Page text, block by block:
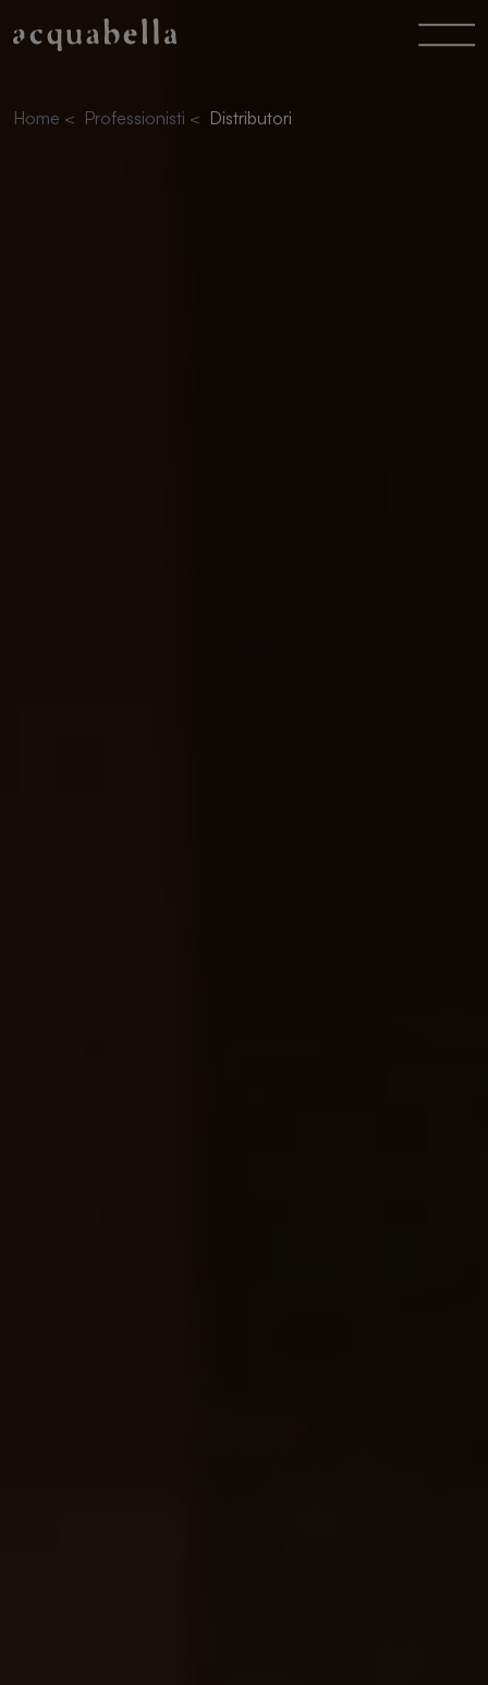
Home < Professionisti < Distributori